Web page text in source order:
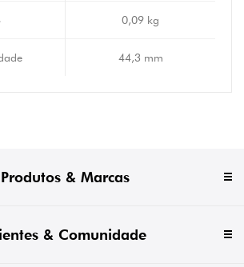
0,09 kg
44,3 mm
Produtos & Marcas
& Comunidade